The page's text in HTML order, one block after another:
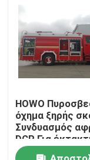
Σπίτι
Προϊόντα
Περίπου εμείς
HOWO
όχημα ξηρής
Συνδυασμός
DCP Για
διάσωση